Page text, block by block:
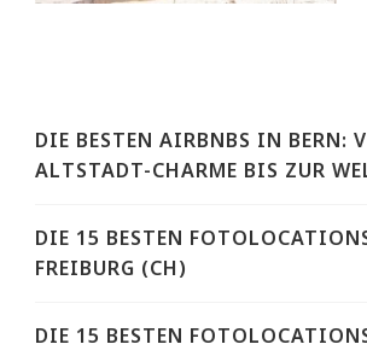
DIE BESTEN AIRBNBS IN BERN:
ALTSTADT-CHARME BIS ZUR
DIE 15 BESTEN
FREIBURG (CH)
DIE 15 BESTEN